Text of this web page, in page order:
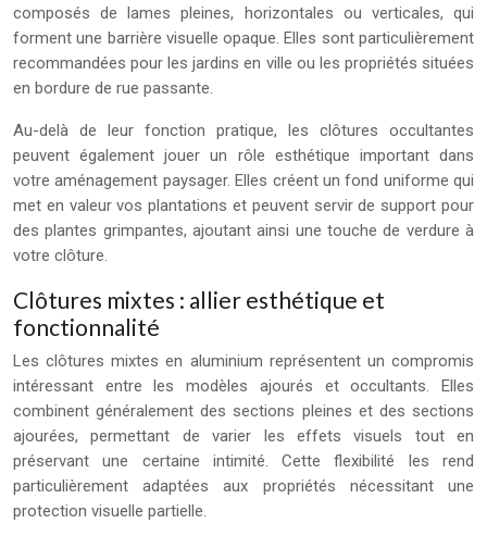
composés de lames pleines, horizontales ou verticales, qui
forment une barrière visuelle opaque. Elles sont particulièrement
recommandées pour les jardins en ville ou les propriétés situées
en bordure de rue passante.
Au-delà de leur fonction pratique, les clôtures occultantes
peuvent également jouer un rôle esthétique important dans
votre aménagement paysager. Elles créent un fond uniforme qui
met en valeur vos plantations et peuvent servir de support pour
des plantes grimpantes, ajoutant ainsi une touche de verdure à
votre clôture.
Clôtures mixtes : allier esthétique et
fonctionnalité
Les clôtures mixtes en aluminium représentent un compromis
intéressant entre les modèles ajourés et occultants. Elles
combinent généralement des sections pleines et des sections
ajourées, permettant de varier les effets visuels tout en
préservant une certaine intimité. Cette flexibilité les rend
particulièrement adaptées aux propriétés nécessitant une
protection visuelle partielle.